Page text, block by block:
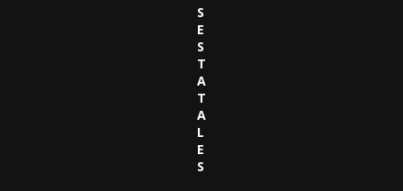
S
E
S
T
A
T
A
L
E
S